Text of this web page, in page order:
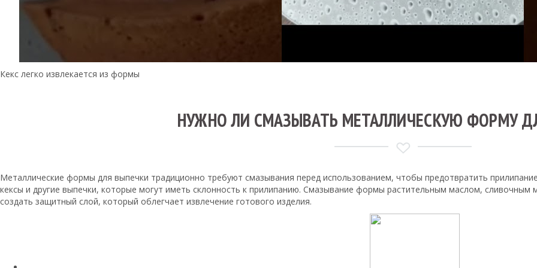
Кекс легко извлекается из формы
НУЖНО ЛИ СМАЗЫВАТЬ МЕТАЛЛИЧЕСКУЮ ФОРМУ
Металлические формы для выпечки традиционно требуют смазывания перед использованием, чтобы предотвратить
кексы и другие выпечки, которые могут иметь склонность к прилипанию. Смазывание формы растительным маслом,
создать защитный слой, который облегчает извлечение готового изделия.